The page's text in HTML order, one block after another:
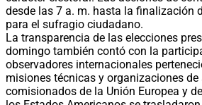
desde las 7 a. m. hasta la finalización
para el sufragio ciudadano.
La transparencia de las elecciones
domingo también contó con la
observadores internacionales
misiones técnicas y organizaciones
comisionados de la Unión Europea y